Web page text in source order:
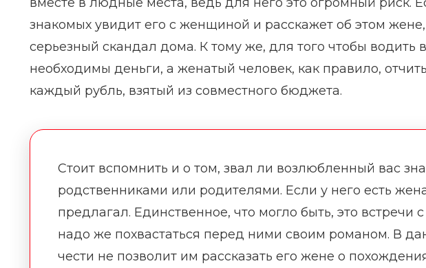
вместе в людные места, ведь для него это огромный риск.
знакомых увидит его с женщиной и расскажет об этом
серьезный скандал дома. К тому же, для того чтобы водить
необходимы деньги, а женатый человек, как правило,
каждый рубль, взятый из совместного бюджета.
Стоит вспомнить и о том, звал ли возлюбленный вас
родственниками или родителями. Если у него есть
предлагал. Единственное, что могло быть, это встречи
надо же похвастаться перед ними своим романом. В
чести не позволит им рассказать его жене о